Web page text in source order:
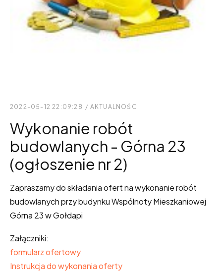
2022-05-12 22:09:28 / AKTUALNOŚCI
Wykonanie robót
budowlanych - Górna 23
(ogłoszenie nr 2)
Zapraszamy do składania ofert na wykonanie robót
budowlanych przy budynku Wspólnoty Mieszkaniowej
Górna 23 w Gołdapi
Załączniki:
formularz ofertowy
Instrukcja do wykonania oferty